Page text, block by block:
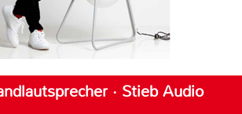
· Stieb Audio